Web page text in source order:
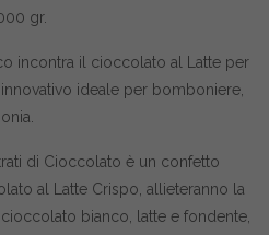
gr.
incontra il cioccolato al Latte per
ideale per bomboniere,
di Cioccolato è un confetto
al Latte Crispo, allieteranno la
bianco, latte e fondente,